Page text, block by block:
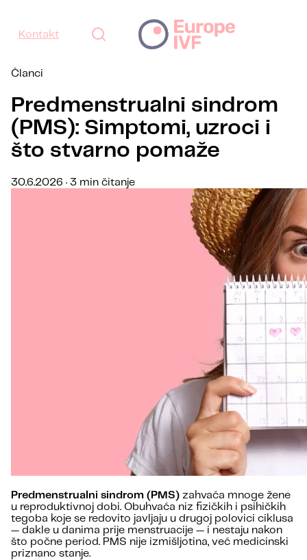
Kontakt
Članci
Predmenstrualni sindrom
(PMS): Simptomi, uzroci i
što stvarno pomaže
30.6.2026 · 3 min čitanje
Predmenstrualni sindrom (PMS) zahvaća mnoge žene
u reproduktivnoj dobi. Obuhvaća niz fizičkih i psihičkih
tegoba koje se redovito javljaju u drugoj polovici ciklusa
— dakle u danima prije menstruacije — i nestaju nakon
što počne period. PMS nije izmišljotina, već medicinski
priznano stanje.